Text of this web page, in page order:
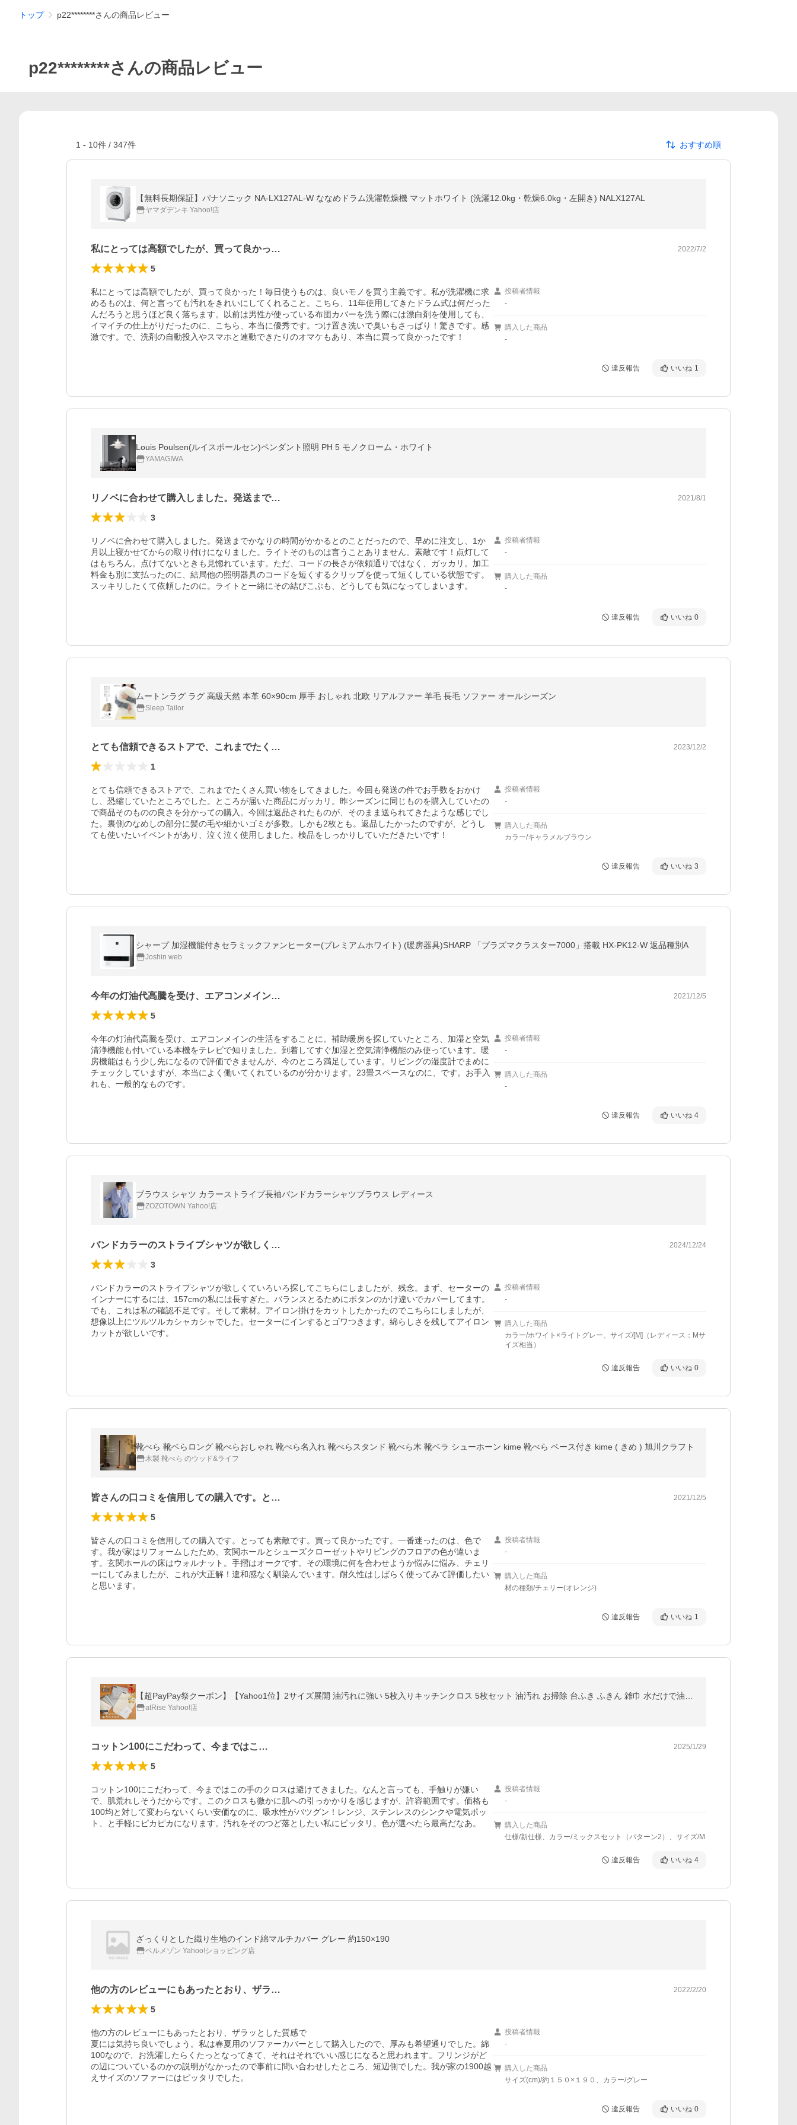
トップ p22********さんの商品レビュー
p22********さんの商品レビュー
1 - 10件 / 347件 おすすめ順
【無料長期保証】パナソニック NA-LX127AL-W ななめドラム洗濯乾燥機 マットホワイト (洗濯12.0kg・乾燥6.0kg・左開き) NALX127AL
ヤマダデンキ Yahoo!店
私にとっては高額でしたが、買って良かっ… 2022/7/2
5
私にとっては高額でしたが、買って良かった！毎日使うものは、良いモノを買う主義です。私が洗濯機に求
めるものは、何と言っても汚れをきれいにしてくれること。こちら、11年使用してきたドラム式は何だった
んだろうと思うほど良く落ちます。以前は男性が使っている布団カバーを洗う際には漂白剤を使用しても、
イマイチの仕上がりだったのに、こちら、本当に優秀です。つけ置き洗いで臭いもさっぱり！驚きです。感
激です。で、洗剤の自動投入やスマホと連動できたりのオマケもあり、本当に買って良かったです！
投稿者情報
-
購入した商品
-
違反報告 いいね 1
Louis Poulsen(ルイスポールセン)ペンダント照明 PH 5 モノクローム・ホワイト
YAMAGIWA
リノベに合わせて購入しました。発送まで… 2021/8/1
3
リノベに合わせて購入しました。発送までかなりの時間がかかるとのことだったので、早めに注文し、1か
月以上寝かせてからの取り付けになりました。ライトそのものは言うことありません。素敵です！点灯して
はもちろん。点けてないときも見惚れています。ただ、コードの長さが依頼通りではなく、ガッカリ。加工
料金も別に支払ったのに、結局他の照明器具のコードを短くするクリップを使って短くしている状態です。
スッキリしたくて依頼したのに。ライトと一緒にその結びこぶも、どうしても気になってしまいます。
投稿者情報
-
購入した商品
-
違反報告 いいね 0
ムートンラグ ラグ 高級天然 本革 60×90cm 厚手 おしゃれ 北欧 リアルファー 羊毛 長毛 ソファー オールシーズン
Sleep Tailor
とても信頼できるストアで、これまでたく… 2023/12/2
1
とても信頼できるストアで、これまでたくさん買い物をしてきました。今回も発送の件でお手数をおかけ
し、恐縮していたところでした。ところが届いた商品にガッカリ。昨シーズンに同じものを購入していたの
で商品そのものの良さを分かっての購入。今回は返品されたものが、そのまま送られてきたような感じでし
た。裏側のなめしの部分に髪の毛や細かいゴミが多数。しかも2枚とも。返品したかったのですが、どうし
ても使いたいイベントがあり、泣く泣く使用しました。検品をしっかりしていただきたいです！
投稿者情報
-
購入した商品
カラー/キャラメルブラウン
違反報告 いいね 3
シャープ 加湿機能付きセラミックファンヒーター(プレミアムホワイト) (暖房器具)SHARP 「プラズマクラスター7000」搭載 HX-PK12-W 返品種別A
Joshin web
今年の灯油代高騰を受け、エアコンメイン… 2021/12/5
5
今年の灯油代高騰を受け、エアコンメインの生活をすることに。補助暖房を探していたところ、加湿と空気
清浄機能も付いている本機をテレビで知りました。到着してすぐ加湿と空気清浄機能のみ使っています。暖
房機能はもう少し先になるので評価できませんが、今のところ満足しています。リビングの湿度計でまめに
チェックしていますが、本当によく働いてくれているのが分かります。23畳スペースなのに、です。お手入
れも、一般的なものです。
投稿者情報
-
購入した商品
-
違反報告 いいね 4
ブラウス シャツ カラーストライプ長袖バンドカラーシャツブラウス レディース
ZOZOTOWN Yahoo!店
バンドカラーのストライプシャツが欲しく… 2024/12/24
3
バンドカラーのストライプシャツが欲しくていろいろ探してこちらにしましたが、残念。まず、セーターの
インナーにするには、157cmの私には長すぎた。バランスとるためにボタンのかけ違いでカバーしてます。
でも、これは私の確認不足です。そして素材。アイロン掛けをカットしたかったのでこちらにしましたが、
想像以上にツルツルカシャカシャでした。セーターにインするとゴワつきます。綿らしさを残してアイロン
カットが欲しいです。
投稿者情報
-
購入した商品
カラー/ホワイト×ライトグレー、サイズ/[M]（レディース：Mサ
イズ相当）
違反報告 いいね 0
靴べら 靴ベらロング 靴べらおしゃれ 靴べら名入れ 靴べらスタンド 靴べら木 靴ベラ シューホーン kime 靴べら ベース付き kime ( きめ ) 旭川クラフト
木製 靴べら のウッド&ライフ
皆さんの口コミを信用しての購入です。と… 2021/12/5
5
皆さんの口コミを信用しての購入です。とっても素敵です。買って良かったです。一番迷ったのは、色で
す。我が家はリフォームしたため、玄関ホールとシューズクローゼットやリビングのフロアの色が違いま
す。玄関ホールの床はウォルナット。手摺はオークです。その環境に何を合わせようか悩みに悩み、チェリ
ーにしてみましたが、これが大正解！違和感なく馴染んでいます。耐久性はしばらく使ってみて評価したい
と思います。
投稿者情報
-
購入した商品
材の種類/チェリー(オレンジ)
違反報告 いいね 1
atRise Yahoo!店
コットン100にこだわって、今まではこ… 2025/1/29
5
コットン100にこだわって、今まではこの手のクロスは避けてきました。なんと言っても、手触りが嫌い
で、肌荒れしそうだからです。このクロスも微かに肌への引っかかりを感じますが、許容範囲です。価格も
100均と対して変わらないくらい安価なのに、吸水性がバツグン！レンジ、ステンレスのシンクや電気ポッ
ト、と手軽にピカピカになります。汚れをそのつど落としたい私にピッタリ。色が選べたら最高だなあ。
投稿者情報
-
購入した商品
仕様/新仕様、カラー/ミックスセット（パターン2）、サイズ/M
違反報告 いいね 4
ざっくりとした織り生地のインド綿マルチカバー グレー 約150×190
ベルメゾン Yahoo!ショッピング店
他の方のレビューにもあったとおり、ザラ… 2022/2/20
5
他の方のレビューにもあったとおり、ザラッとした質感で
夏には気持ち良いでしょう。私は春夏用のソファーカバーとして購入したので、厚みも希望通りでした。綿
100なので、お洗濯したらくたっとなってきて、それはそれでいい感じになると思われます。フリンジがど
の辺についているのかの説明がなかったので事前に問い合わせしたところ、短辺側でした。我が家の1900越
えサイズのソファーにはピッタリでした。
投稿者情報
-
購入した商品
サイズ(cm)/約１５０×１９０、カラー/グレー
違反報告 いいね 0